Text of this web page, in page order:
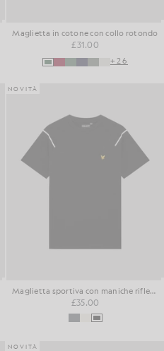
Maglietta in cotone con collo rotondo
£31.00
+26
NOVITÀ
Maglietta sportiva con maniche riflettenti
£35.00
NOVITÀ